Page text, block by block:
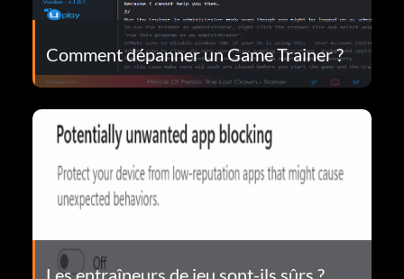
Comment dépanner un Game Trainer ?
Les entraîneurs de jeu sont-ils sûrs ?